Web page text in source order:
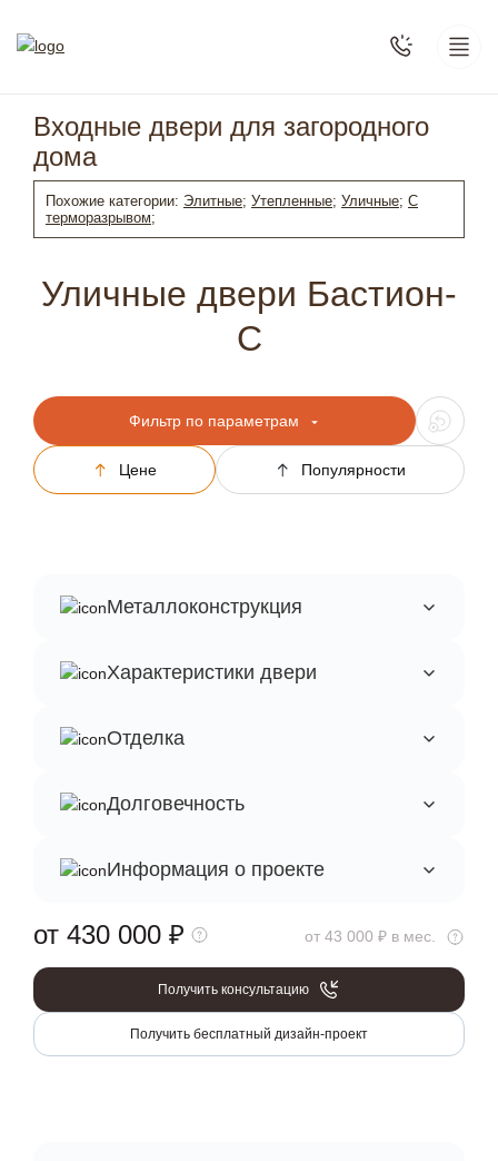
Входные двери для загородного
дома
Похожие категории: Элитные; Утепленные; Уличные; С
терморазрывом;
Уличные двери Бастион-
С
Фильтр по параметрам
Цене Популярности
Металлоконструкция
Характеристики двери
Отделка
Долговечность
Информация о проекте
от 430 000 ₽ от 43 000 ₽ в мес.
Получить консультацию
Получить бесплатный дизайн-проект